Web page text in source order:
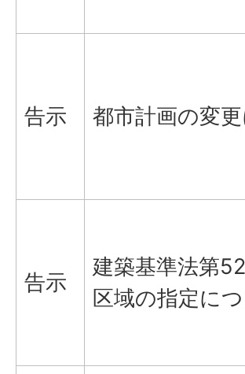
告示 都市計画の変
告示
建築基準法第
区域の指定に